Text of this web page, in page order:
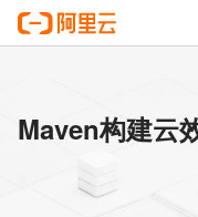
Maven构建云